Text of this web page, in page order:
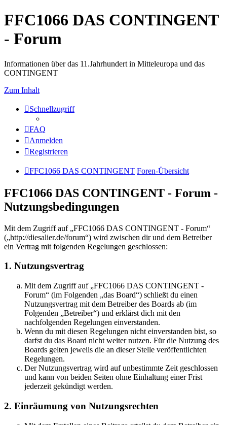
FFC1066 DAS CONTINGENT
- Forum
Informationen über das 11.Jahrhundert in Mitteleuropa und das
CONTINGENT
Zum Inhalt
Schnellzugriff
FAQ
Anmelden
Registrieren
FFC1066 DAS CONTINGENT Foren-Übersicht
FFC1066 DAS CONTINGENT - Forum -
Nutzungsbedingungen
Mit dem Zugriff auf „FFC1066 DAS CONTINGENT - Forum“
(„http://diesalier.de/forum“) wird zwischen dir und dem Betreiber
ein Vertrag mit folgenden Regelungen geschlossen:
1. Nutzungsvertrag
Mit dem Zugriff auf „FFC1066 DAS CONTINGENT -
Forum“ (im Folgenden „das Board“) schließt du einen
Nutzungsvertrag mit dem Betreiber des Boards ab (im
Folgenden „Betreiber“) und erklärst dich mit den
nachfolgenden Regelungen einverstanden.
Wenn du mit diesen Regelungen nicht einverstanden bist, so
darfst du das Board nicht weiter nutzen. Für die Nutzung des
Boards gelten jeweils die an dieser Stelle veröffentlichten
Regelungen.
Der Nutzungsvertrag wird auf unbestimmte Zeit geschlossen
und kann von beiden Seiten ohne Einhaltung einer Frist
jederzeit gekündigt werden.
2. Einräumung von Nutzungsrechten